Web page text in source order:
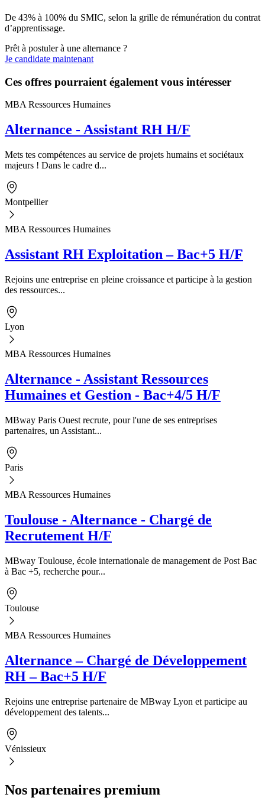
De 43% à 100% du SMIC, selon la grille de rémunération du contrat
d’apprentissage.
Prêt à postuler à une alternance ?
Je candidate maintenant
Ces offres pourraient également vous intéresser
MBA Ressources Humaines
Alternance - Assistant RH H/F
Mets tes compétences au service de projets humains et sociétaux
majeurs ! Dans le cadre d...
Montpellier
MBA Ressources Humaines
Assistant RH Exploitation – Bac+5 H/F
Rejoins une entreprise en pleine croissance et participe à la gestion
des ressources...
Lyon
MBA Ressources Humaines
Alternance - Assistant Ressources
Humaines et Gestion - Bac+4/5 H/F
MBway Paris Ouest recrute, pour l'une de ses entreprises
partenaires, un Assistant...
Paris
MBA Ressources Humaines
Toulouse - Alternance - Chargé de
Recrutement H/F
MBway Toulouse, école internationale de management de Post Bac
à Bac +5, recherche pour...
Toulouse
MBA Ressources Humaines
Alternance – Chargé de Développement
RH – Bac+5 H/F
Rejoins une entreprise partenaire de MBway Lyon et participe au
développement des talents...
Vénissieux
Nos partenaires premium